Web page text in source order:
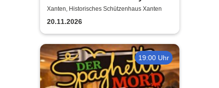
Hyde
Xanten, Historisches Schützenhaus Xanten
20.11.2026
19:00 Uhr